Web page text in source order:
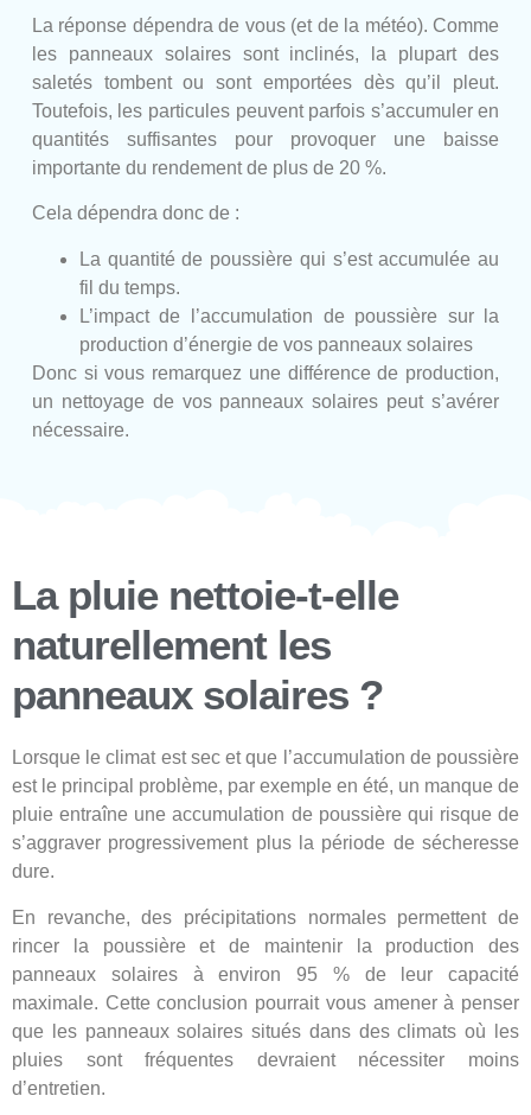
La réponse dépendra de vous (et de la météo). Comme
les panneaux solaires sont inclinés, la plupart des
saletés tombent ou sont emportées dès qu’il pleut.
Toutefois, les particules peuvent parfois s’accumuler en
quantités suffisantes pour provoquer une baisse
importante du rendement de plus de 20 %.
Cela dépendra donc de :
La quantité de poussière qui s’est accumulée au
fil du temps.
L’impact de l’accumulation de poussière sur la
production d’énergie de vos panneaux solaires
Donc si vous remarquez une différence de production,
un nettoyage de vos panneaux solaires peut s’avérer
nécessaire.
La pluie nettoie-t-elle
naturellement les
panneaux solaires ?
Lorsque le climat est sec et que l’accumulation de poussière
est le principal problème, par exemple en été, un manque de
pluie entraîne une accumulation de poussière qui risque de
s’aggraver progressivement plus la période de sécheresse
dure.
En revanche, des précipitations normales permettent de
rincer la poussière et de maintenir la production des
panneaux solaires à environ 95 % de leur capacité
maximale. Cette conclusion pourrait vous amener à penser
que les panneaux solaires situés dans des climats où les
pluies sont fréquentes devraient nécessiter moins
d’entretien.